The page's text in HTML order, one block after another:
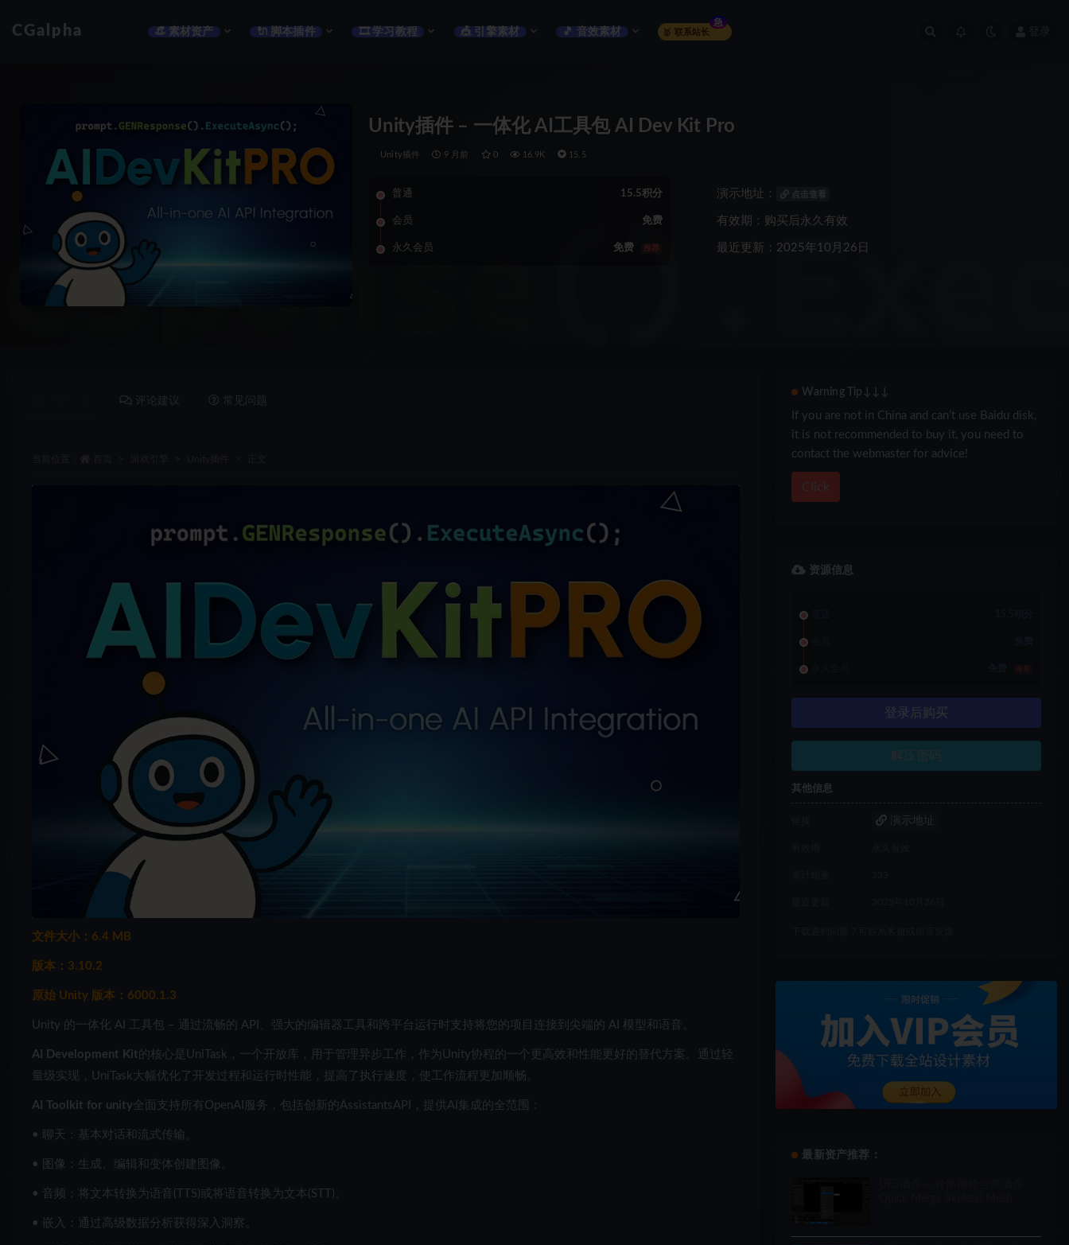
CGalpha 👒 素材资产 🔌 脚本插件 🎞️ 学习教程 🎪 引擎素材 🎵 音效素材 🥇 联系站长
急
Unity插件 – 一体化 AI工具包 AI Dev Kit Pro
Unity插件 9 月前 0 16.9K 15.5
普通 15.5积分
会员 免费
永久会员 免费 推荐
演示地址： 点击查看
有效期：购买后永久有效
最近更新：2025年10月26日
评论建议 常见问题
文件大小：6.4 MB
版本：3.10.2
原始 Unity 版本：6000.1.3
Unity 的一体化 AI 工具包 – 通过流畅的 API、强大的编辑器工具和跨平台运行时支持将您的项目连接到尖端的 AI 模型和语音。
AI Development Kit的核心是UniTask，一个开放库，用于管理异步工作，作为Unity协程的一个更高效和性能更好的替代方案。通过轻
量级实现，UniTask大幅优化了开发过程和运行时性能，提高了执行速度，使工作流程更加顺畅。
AI Toolkit for unity 全面支持所有OpenAI服务，包括创新的AssistantsAPI，提供AI集成的全范围：
• 聊天：基本对话和流式传输。
• 图像：生成、编辑和变体创建图像。
• 音频：将文本转换为语音(TTS)或将语音转换为文本(STT)。
• 嵌入：通过高级数据分析获得深入洞察。
Warning Tip↓↓↓
If you are not in China and can’t use Baidu disk,
it is not recommended to buy it, you need to
contact the webmaster for advice!
Click
资源信息
推荐
登录后购买
解压密码
其他信息
演示地址
最新资产推荐：